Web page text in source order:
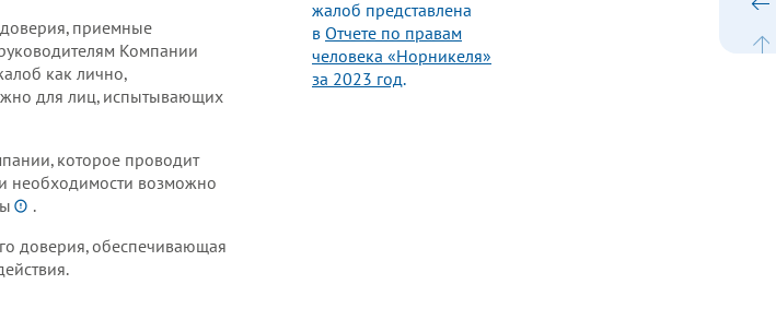
жалоб представлена
в Отчете по правам
человека «Норникеля»
за 2023 год.
приемные
Компании
как лично,
для лиц, испытывающих
которое проводит
необходимости возможно
.
доверия, обеспечивающая